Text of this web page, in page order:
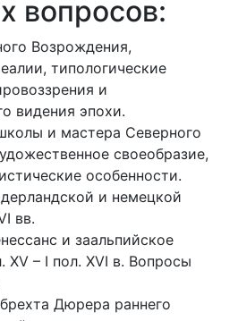
вопросов:
Возрождения,
типологические
и
видения эпохи.
и мастера Северного
своеобразие,
особенности.
и немецкой
вв.
и заальпийское
XV – I пол. XVI в. Вопросы
Дюрера раннего